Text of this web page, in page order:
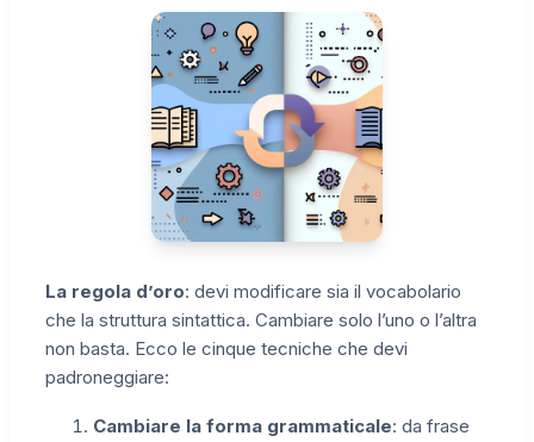
La regola d’oro: devi modificare sia il vocabolario
che la struttura sintattica. Cambiare solo l’uno o l’altra
non basta. Ecco le cinque tecniche che devi
padroneggiare:
Cambiare la forma grammaticale: da frase